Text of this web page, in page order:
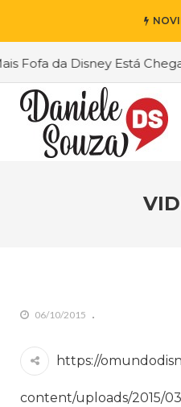
Fofa da Disney Está
06/10/2015
https://
content/uploads/2015/